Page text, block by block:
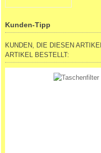
Kunden-Tipp
KUNDEN, DIE DIESEN
ARTIKEL BESTELLT: